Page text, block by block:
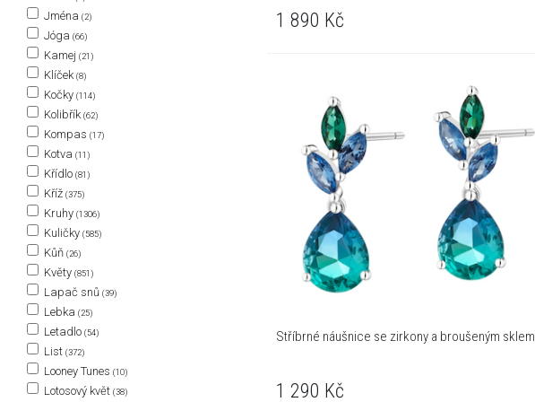
Jména (2)
Jóga (66)
Kamej (21)
Klíček (8)
Kočky (114)
Kolibřík (62)
Kompas (17)
Kotva (11)
Křídlo (81)
Kříž (375)
Kruhy (1306)
Kuličky (585)
Kůň (26)
Květy (851)
Lapač snů (39)
Lebka (25)
Letadlo (54)
List (372)
Looney Tunes (10)
Lotosový květ (38)
1 890 Kč
Stříbrné náušnice se zirkony a broušeným sklem
1 290 Kč